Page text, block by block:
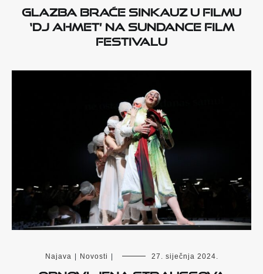
Glazba braće Sinkauz u filmu
‘DJ Ahmet’ na Sundance Film
Festivalu
Najava | Novosti | 27. siječnja 2024.